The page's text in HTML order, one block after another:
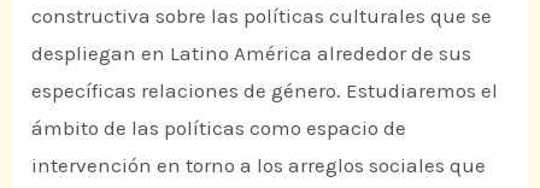
constructiva sobre las políticas culturales que se
despliegan en Latino América alrededor de sus
específicas relaciones de género. Estudiaremos el
ámbito de las políticas como espacio de
intervención en torno a los arreglos sociales que